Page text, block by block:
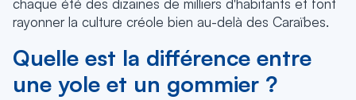
rayonner la culture créole bien au-delà des Caraïbes.
Quelle est la différence entre
une yole et un gommier ?